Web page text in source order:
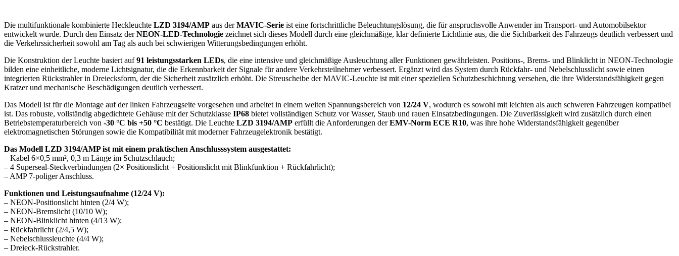
Die multifunktionale kombinierte Heckleuchte LZD 3194/AMP aus derMAVIC-Serie ist eine fortschrittliche Beleuchtungslösung, die für anspruchsvolle Anwender im Transport- und Automobilsektor
entwickelt wurde. Durch den Einsatz derNEON-LED-Technologie zeichnet sich dieses Modell durch eine gleichmäßige, klar definierte Lichtlinie aus, die die Sichtbarkeit des Fahrzeugs deutlich verbessert und
die Verkehrssicherheit sowohl am Tag als auch bei schwierigen Witterungsbedingungen erhöht.
Die Konstruktion der Leuchte basiert auf91 leistungsstarken LEDs, die eine intensive und gleichmäßige Ausleuchtung aller Funktionen gewährleisten. Positions-, Brems- und Blinklicht in NEON-Technologie
bilden eine einheitliche, moderne Lichtsignatur, die die Erkennbarkeit der Signale für andere Verkehrsteilnehmer verbessert. Ergänzt wird das System durch Rückfahr- und Nebelschlusslicht sowie einen
integrierten Rückstrahler in Dreiecksform, der die Sicherheit zusätzlich erhöht. Die Streuscheibe der MAVIC-Leuchte ist mit einer speziellen Schutzbeschichtung versehen, die ihre Widerstandsfähigkeit gegen
Kratzer und mechanische Beschädigungen deutlich verbessert.
Das Modell ist für die Montage auf der linken Fahrzeugseite vorgesehen und arbeitet in einem weiten Spannungsbereich von 12/24 V, wodurch es sowohl mit leichten als auch schweren Fahrzeugen kompatibel
ist. Das robuste, vollständig abgedichtete Gehäuse mit der Schutzklasse IP68 bietet vollständigen Schutz vor Wasser, Staub und rauen Einsatzbedingungen. Die Zuverlässigkeit wird zusätzlich durch einen
Betriebstemperaturbereich von -30 °C bis +50 °C bestätigt. Die Leuchte LZD 3194/AMP erfüllt die Anforderungen derEMV-Norm ECE R10, was ihre hohe Widerstandsfähigkeit gegenüber
elektromagnetischen Störungen sowie die Kompatibilität mit moderner Fahrzeugelektronik bestätigt.
Das Modell LZD 3194/AMP ist mit einem praktischen Anschlusssystem ausgestattet:
– Kabel 6×0,5 mm², 0,3 m Länge im Schutzschlauch;
– 4 Superseal-Steckverbindungen (2× Positionslicht + Positionslicht mit Blinkfunktion + Rückfahrlicht);
– AMP 7-poliger Anschluss.
Funktionen und Leistungsaufnahme (12/24 V):
– NEON-Positionslicht hinten (2/4 W);
– NEON-Bremslicht (10/10 W);
– NEON-Blinklicht hinten (4/13 W);
– Rückfahrlicht (2/4,5 W);
– Nebelschlussleuchte (4/4 W);
– Dreieck-Rückstrahler.